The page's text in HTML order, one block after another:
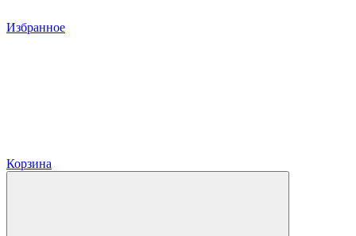
Избранное
Корзина